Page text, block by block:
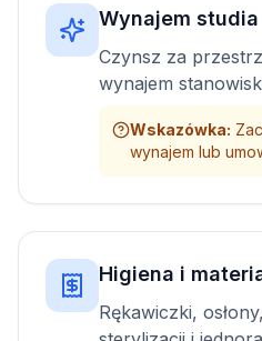
Wynajem studia
Czynsz za
wynajem
Wskazówka:
wynajem lub
Higiena i
Rękawiczki,